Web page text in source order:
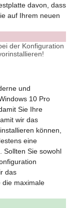
davon, dass
auf Ihrem neuen
der Konfiguration
und
10 Pro
Sie Ihre
wir das
können,
eine
Sollten Sie sowohl
das
die maximale